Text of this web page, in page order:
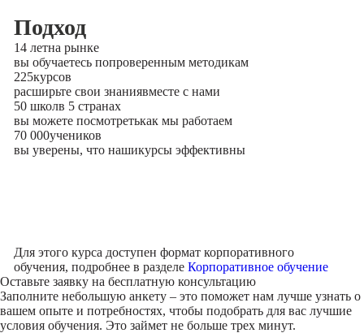
Подход
14 летна рынке
вы обучаетесь попроверенным методикам
225курсов
расширьте свои знаниявместе с нами
50 школв 5 странах
вы можете посмотретькак мы работаем
70 000учеников
вы уверены, что нашикурсы эффективны
Для этого курса доступен формат корпоративного
обучения, подробнее в разделе Корпоративное обучение
Оставьте заявку на бесплатную консультацию
Заполните небольшую анкету – это поможет нам лучше узнать о
вашем опыте и потребностях, чтобы подобрать для вас лучшие
условия обучения. Это займет не больше трех минут.